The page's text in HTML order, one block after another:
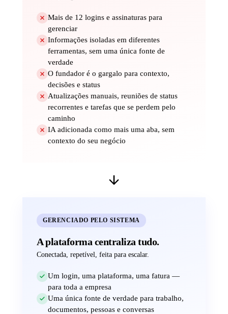
Mais de 12 logins e assinaturas para
gerenciar
Informações isoladas em diferentes
ferramentas, sem uma única fonte de
verdade
O fundador é o gargalo para contexto,
decisões e status
Atualizações manuais, reuniões de status
recorrentes e tarefas que se perdem pelo
caminho
IA adicionada como mais uma aba, sem
contexto do seu negócio
GERENCIADO PELO SISTEMA
A plataforma centraliza tudo.
Conectada, repetível, feita para escalar.
Um login, uma plataforma, uma fatura —
para toda a empresa
Uma única fonte de verdade para trabalho,
documentos, pessoas e conversas